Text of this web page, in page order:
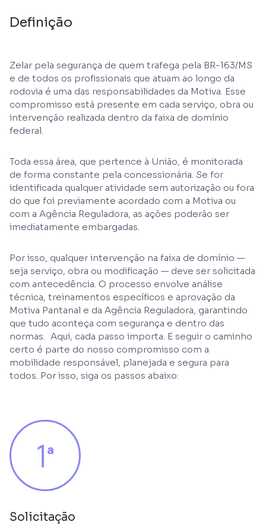
Definição
Zelar pela segurança de quem trafega pela BR-163/MS
e de todos os profissionais que atuam ao longo da
rodovia é uma das responsabilidades da Motiva. Esse
compromisso está presente em cada serviço, obra ou
intervenção realizada dentro da faixa de domínio
federal.
Toda essa área, que pertence à União, é monitorada
de forma constante pela concessionária. Se for
identificada qualquer atividade sem autorização ou fora
do que foi previamente acordado com a Motiva ou
com a Agência Reguladora, as ações poderão ser
imediatamente embargadas.
Por isso, qualquer intervenção na faixa de domínio —
seja serviço, obra ou modificação — deve ser solicitada
com antecedência. O processo envolve análise
técnica, treinamentos específicos e aprovação da
Motiva Pantanal e da Agência Reguladora, garantindo
que tudo aconteça com segurança e dentro das
normas. Aqui, cada passo importa. E seguir o caminho
certo é parte do nosso compromisso com a
mobilidade responsável, planejada e segura para
todos. Por isso, siga os passos abaixo:
Solicitação